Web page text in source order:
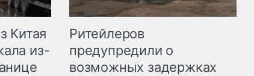
Китая
из-
Ритейлеров
предупредили о
возможных задержках